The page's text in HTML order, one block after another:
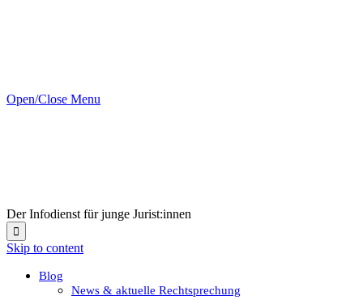
Open/Close Menu
Der Infodienst für junge Jurist:innen

Skip to content
Blog
News & aktuelle Rechtsprechung